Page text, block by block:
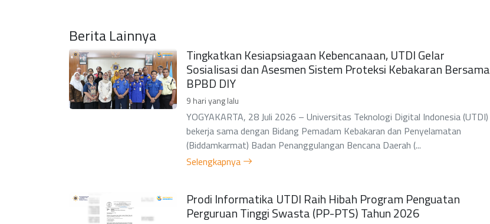
Berita Lainnya
Tingkatkan Kesiapsiagaan Kebencanaan, UTDI Gelar
Sosialisasi dan Asesmen Sistem Proteksi Kebakaran Bersama
BPBD DIY
9 hari yang lalu
YOGYAKARTA, 28 Juli 2026 – Universitas Teknologi Digital Indonesia (UTDI)
bekerja sama dengan Bidang Pemadam Kebakaran dan Penyelamatan
(Biddamkarmat) Badan Penanggulangan Bencana Daerah (...
Selengkapnya
Prodi Informatika UTDI Raih Hibah Program Penguatan
Perguruan Tinggi Swasta (PP-PTS) Tahun 2026